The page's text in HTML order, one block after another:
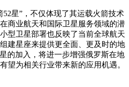
52星”，不仅体现了其运载火箭技术
商业航天和国际卫星服务领域的潜
型卫星部署也反映了当前全球航天
建星座来提供更全面、更及时的地
的加入，将进一步增强俄罗斯在地
望为相关行业带来新的应用机遇。